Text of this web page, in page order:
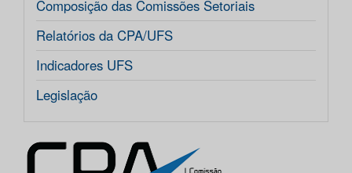
Composição das Comissões Setoriais
Relatórios da CPA/UFS
Indicadores UFS
Legislação